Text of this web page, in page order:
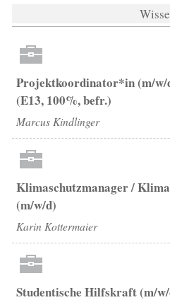
Projektkoordinator*in (m/
(E13, 100%, befr.)
Marcus Kindlinger
Klimaschutzmanager /
(m/w/d)
Karin Kottermaier
Studentische Hilfskraft (m/